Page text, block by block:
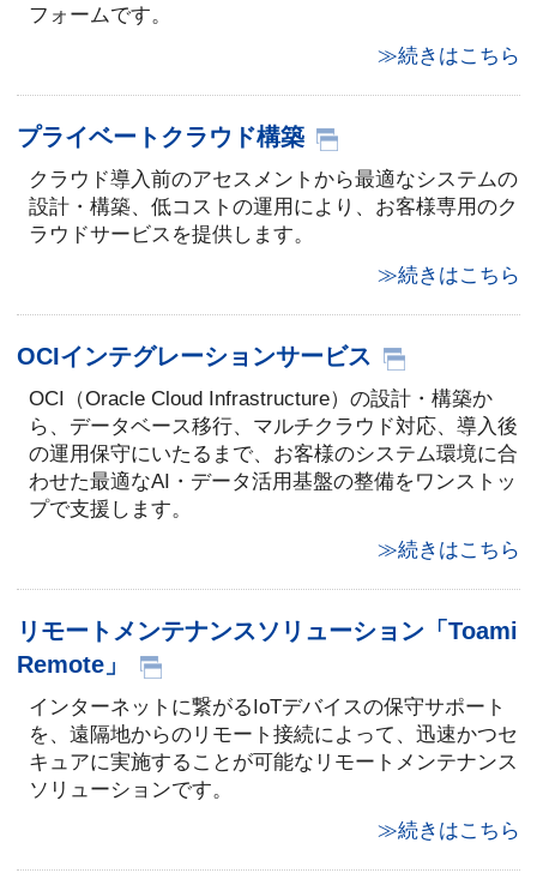
フォームです。
≫続きはこちら
プライベートクラウド構築
クラウド導入前のアセスメントから最適なシステムの
設計・構築、低コストの運用により、お客様専用のク
ラウドサービスを提供します。
≫続きはこちら
OCIインテグレーションサービス
OCI（Oracle Cloud Infrastructure）の設計・構築か
ら、データベース移行、マルチクラウド対応、導入後
の運用保守にいたるまで、お客様のシステム環境に合
わせた最適なAI・データ活用基盤の整備をワンストッ
プで支援します。
≫続きはこちら
リモートメンテナンスソリューション「Toami
Remote」
インターネットに繋がるIoTデバイスの保守サポート
を、遠隔地からのリモート接続によって、迅速かつセ
キュアに実施することが可能なリモートメンテナンス
ソリューションです。
≫続きはこちら